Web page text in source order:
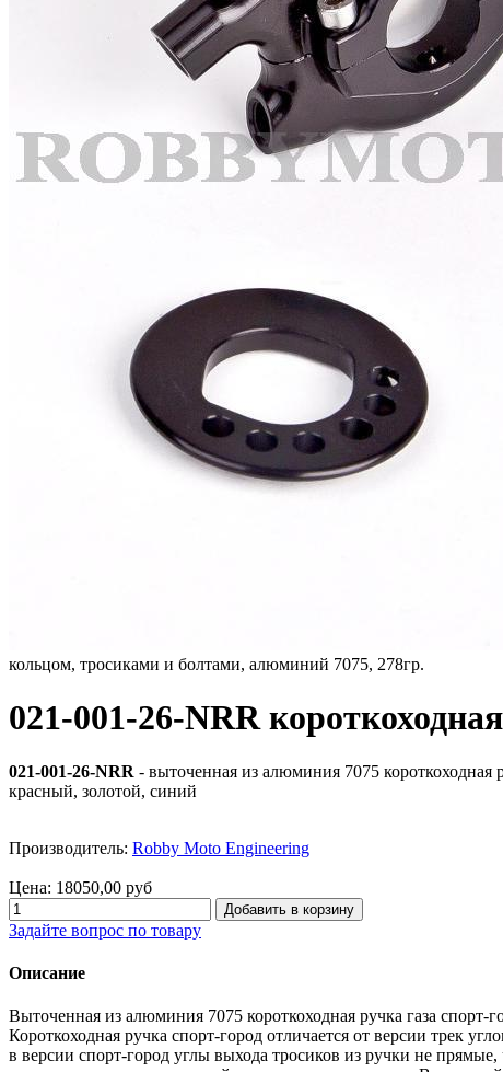
кольцом, тросиками и болтами, алюминий 7075, 278гр.
021-001-26-NRR
021-001-26-NRR - выточенная из алюминия 7075 короткоходная
красный, золотой, синий
Производитель: Robby Moto Engineering
Цена: 18050,00 руб
Задайте вопрос по товару
Описание
Выточенная из алюминия 7075 короткоходная ручка газа спорт-
Короткоходная ручка спорт-город отличается от версии трек
в версии спорт-город углы выхода тросиков из ручки не